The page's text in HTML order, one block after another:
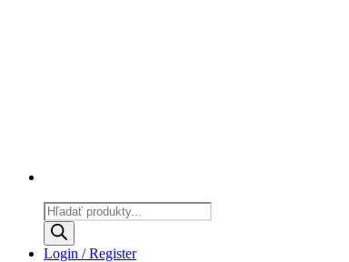
Products
search
Login / Register